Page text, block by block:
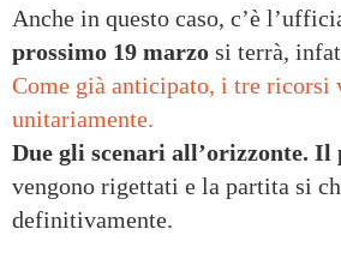
Anche in questo caso, c’è
prossimo 19 marzo si terrà,
Come già anticipato, i tre ricorsi
unitariamente.
Due gli scenari all’orizzonte. Il
vengono rigettati e la partita si
definitivamente.